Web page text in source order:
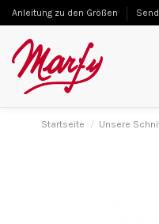
Anleitung zu den Größen
Startseite Unsere